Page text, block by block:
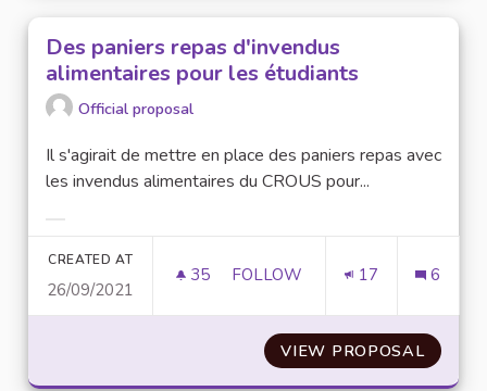
Des paniers repas d'invendus
alimentaires pour les étudiants
Official proposal
Il s'agirait de mettre en place des paniers repas avec
les invendus alimentaires du CROUS pour...
CREATED AT
26/09/2021
35 35 FOLLOWERS
FOLLOW 17 6
VIEW PROPOSALDES